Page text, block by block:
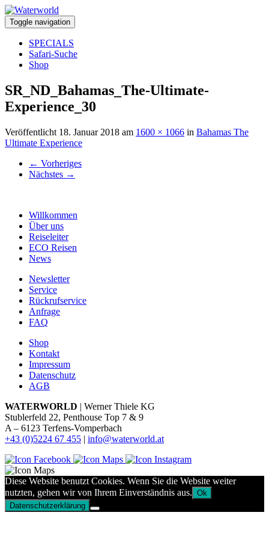
Toggle navigation
SPECIALS
Safari-Suche
Shop
SR_ND_Bahamas_The-Ultimate-
Experience_30
Veröffentlicht 18. Januar 2018 am 1600 × 1066 in Bahamas The
Ultimate Experience
← Vorheriges
Nächstes →
Willkommen
Über uns
Reiseleiter
ECO Reisen
News
Newsletter
Service
Rückrufservice
Anfrage
FAQ
Shop
Kontakt
Impressum
Datenschutz
AGB
WATERWORLD | Werner Thiele KG
Stublerfeld 22, Penthouse Top 7 & 9
A – 6123 Terfens-Vomperbach
+43 (0)5224 67 455 | info@waterworld.at
Diese Website benutzt Cookies. Wenn Sie die Website weiter
nutzten, gehen wir von Ihrem Einverständnis aus. Ok
Datenschutzerklärung